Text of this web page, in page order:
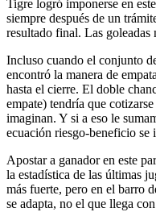
Tigre logró imponerse en
siempre después de un
resultado final. Las goleadas
Incluso cuando el conjunto
encontró la manera de
hasta el cierre. El doble
empate) tendría que
imaginan. Y si a eso le
ecuación riesgo-beneficio
Apostar a ganador en este
la estadística de las últimas
más fuerte, pero en el barro
se adapta, no el que llega